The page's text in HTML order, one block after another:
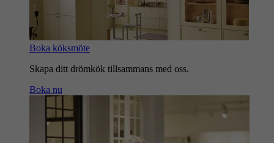
Boka köksmöte
Skapa ditt drömkök tillsammans med oss.
Boka nu